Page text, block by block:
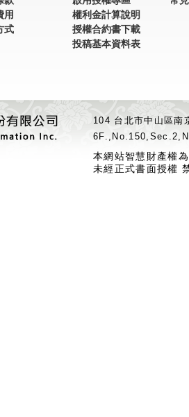
用
式
權利金計算說明
授權合約書下載
投稿基本資料表
104 台北市中山區
本網站智慧財產權
未經正式書面授權